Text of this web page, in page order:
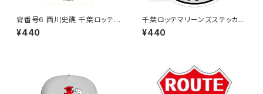
背番号6 西川史礁 千葉ロッテマ
リーンズ 選手ステッカー（ホワイ
トB)
¥440
千葉ロッテマリーンズステッカー
15
¥440